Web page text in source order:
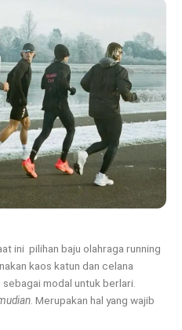
ini pilihan baju olahraga running
kaos katun dan celana
modal untuk berlari.
. Merupakan hal yang wajib